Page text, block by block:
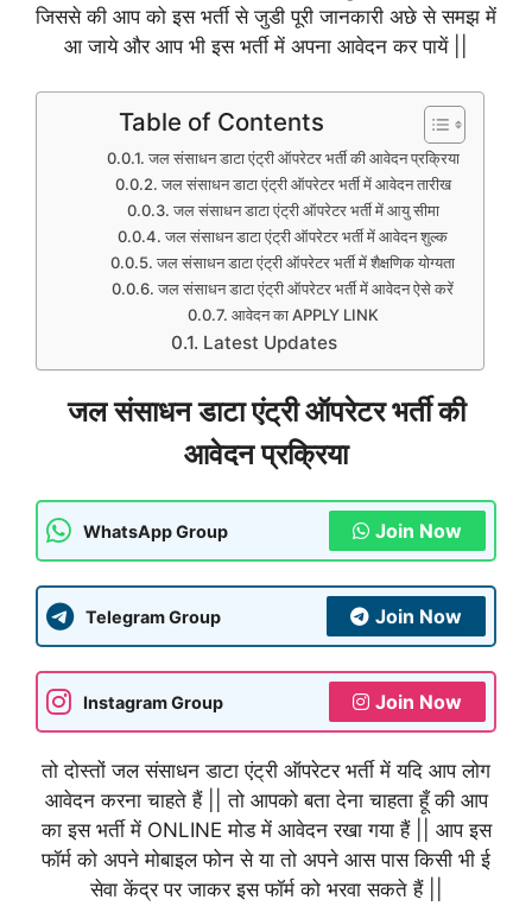
जिससे की आप को इस भर्ती से जुडी पूरी जानकारी अछे से समझ में
आ जाये और आप भी इस भर्ती में अपना आवेदन कर पायें ||
Table of Contents
जल संसाधन डाटा एंट्री ऑपरेटर भर्ती की आवेदन प्रक्रिया
जल संसाधन डाटा एंट्री ऑपरेटर भर्ती में आवेदन तारीख
जल संसाधन डाटा एंट्री ऑपरेटर भर्ती में आयु सीमा
जल संसाधन डाटा एंट्री ऑपरेटर भर्ती में आवेदन शुल्क
जल संसाधन डाटा एंट्री ऑपरेटर भर्ती में शैक्षणिक योग्यता
जल संसाधन डाटा एंट्री ऑपरेटर भर्ती में आवेदन ऐसे करें
आवेदन का APPLY LINK
Latest Updates
जल संसाधन डाटा एंट्री ऑपरेटर भर्ती की
आवेदन प्रक्रिया
WhatsApp Group Join Now
Telegram Group Join Now
Instagram Group Join Now
तो दोस्तों जल संसाधन डाटा एंट्री ऑपरेटर भर्ती में यदि आप लोग
आवेदन करना चाहते हैं || तो आपको बता देना चाहता हूँ की आप
का इस भर्ती में ONLINE मोड में आवेदन रखा गया हैं || आप इस
फॉर्म को अपने मोबाइल फोन से या तो अपने आस पास किसी भी ई
सेवा केंद्र पर जाकर इस फॉर्म को भरवा सकते हैं ||